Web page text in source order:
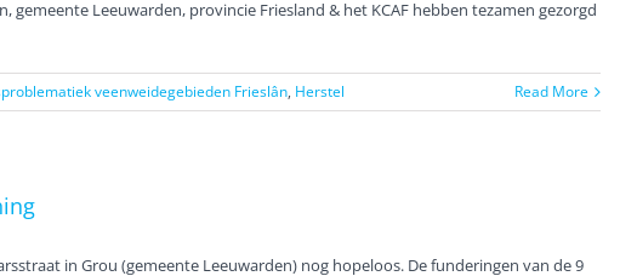
Leeuwarden, provincie Friesland & het KCAF hebben tezamen gezorgd
veenweidegebieden Frieslân, Herstel Read More
in Grou (gemeente Leeuwarden) nog hopeloos. De funderingen van de 9